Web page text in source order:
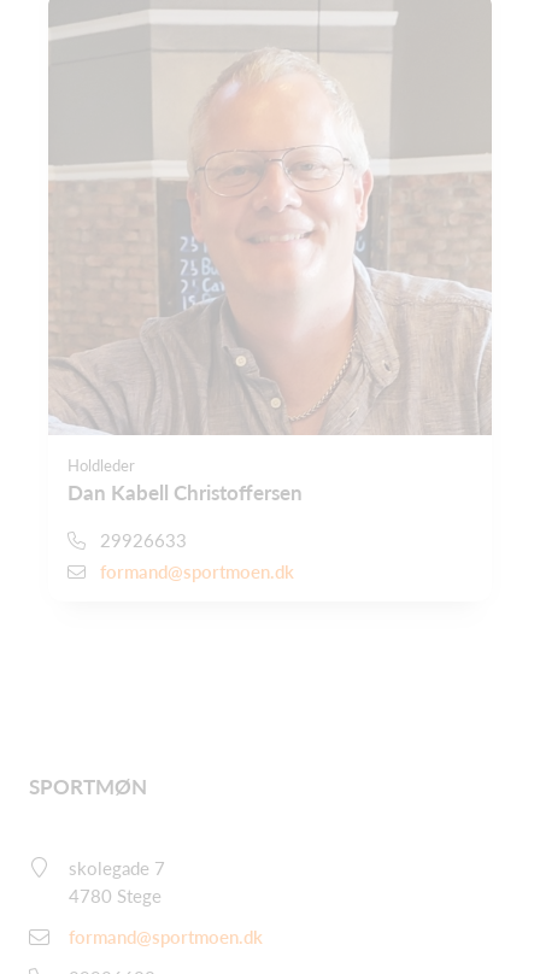
Holdleder
Dan Kabell Christoffersen
29926633
formand@sportmoen.dk
SPORTMØN
skolegade 7
4780 Stege
formand@sportmoen.dk